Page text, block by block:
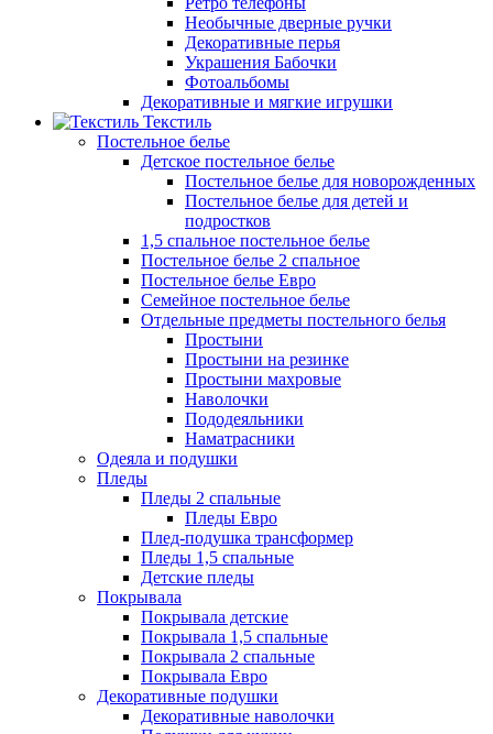
Необычные дверные ручки
Декоративные перья
Украшения Бабочки
Фотоальбомы
Декоративные и мягкие игрушки
Текстиль
Постельное белье
Детское постельное белье
Постельное белье для новорожденных
Постельное белье для детей и
подростков
1,5 спальное постельное белье
Постельное белье 2 спальное
Постельное белье Евро
Семейное постельное белье
Отдельные предметы постельного белья
Простыни
Простыни на резинке
Простыни махровые
Наволочки
Пододеяльники
Наматрасники
Одеяла и подушки
Пледы
Пледы 2 спальные
Пледы Евро
Плед-подушка трансформер
Пледы 1,5 спальные
Детские пледы
Покрывала
Покрывала детские
Покрывала 1,5 спальные
Покрывала 2 спальные
Покрывала Евро
Декоративные подушки
Декоративные наволочки